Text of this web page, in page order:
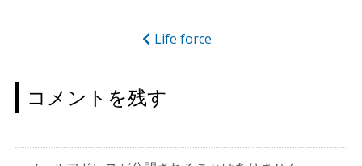
ゲ
ー
シ
Life force
コメントを残す